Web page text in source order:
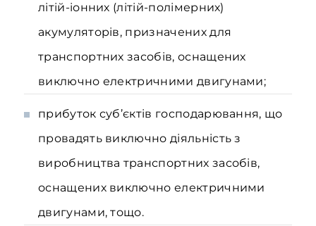
літій-іонних (літій-полімерних)
акумуляторів, призначених для
транспортних засобів, оснащених
виключно електричними двигунами;
прибуток суб’єктів господарювання, що
провадять виключно діяльність з
виробництва транспортних засобів,
оснащених виключно електричними
двигунами, тощо.